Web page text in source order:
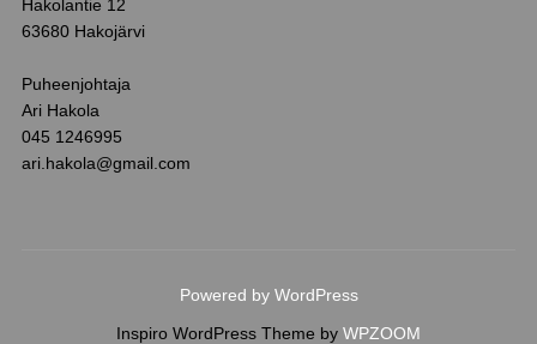
Hakolantie 12
63680 Hakojärvi
Puheenjohtaja
Ari Hakola
045 1246995
ari.hakola@gmail.com
Powered by WordPress
Inspiro WordPress Theme by WPZOOM